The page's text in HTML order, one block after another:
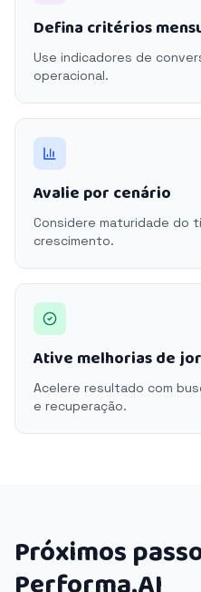
Defina critérios
Use indicadores de
operacional.
Avalie por cenário
Considere maturidade do
crescimento.
Ative melhorias de
Acelere resultado com
e recuperação.
Próximos